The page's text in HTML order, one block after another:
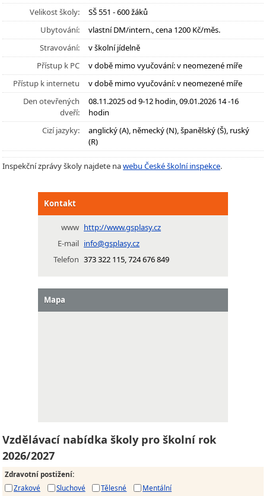
Velikost školy:
SŠ 551 - 600 žáků
Ubytování:
vlastní DM/intern., cena 1200 Kč/měs.
Stravování:
v školní jídelně
Přístup k PC
v době mimo vyučování: v neomezené míře
Přístup k internetu
v době mimo vyučování: v neomezené míře
Den otevřených
dveří:
08.11.2025 od 9-12 hodin, 09.01.2026 14 -16
hodin
Cizí jazyky:
anglický (A), německý (N), španělský (Š), ruský
(R)
Inspekční zprávy školy najdete nawebu České školní inspekce.
Kontakt
www http://www.gsplasy.cz
E-mail info@gsplasy.cz
Telefon 373 322 115, 724 676 849
Mapa
Vzdělávací nabídka školy pro školní rok
2026/2027
Zdravotní postižení:
Zrakové
Sluchové Tělesné
Mentální